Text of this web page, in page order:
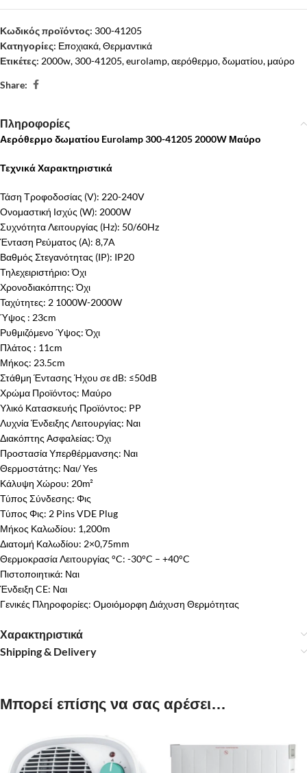
Κωδικός προϊόντος: 300-41205
Κατηγορίες: Εποχιακά,Θερμαντικά
Ετικέτες: 2000w, 300-41205,eurolamp,αερόθερμο,δωματίου, μαύρο
Share:
Πληροφορίες
Αερόθερμο δωματίου Eurolamp 300-41205 2000W Μαύρο
Τεχνικά Χαρακτηριστικά
Τάση Τροφοδοσίας (V): 220-240V
Ονομαστική Ισχύς (W): 2000W
Συχνότητα Λειτουργίας (Hz): 50/60Hz
Ένταση Ρεύματος (Α): 8,7A
Βαθμός Στεγανότητας (IP): IP20
Τηλεχειριστήριο: Όχι
Χρονοδιακόπτης: Όχι
Ταχύτητες: 2 1000W-2000W
Ύψος : 23cm
Ρυθμιζόμενο Ύψος: Όχι
Πλάτος : 11cm
Μήκος: 23.5cm
Στάθμη Έντασης Ήχου σε dB: ≤50dB
Χρώμα Προϊόντος: Μαύρο
Υλικό Κατασκευής Προϊόντος: PP
Λυχνία Ένδειξης Λειτουργίας: Ναι
Διακόπτης Ασφαλείας: Όχι
Προστασία Υπερθέρμανσης: Ναι
Θερμοστάτης: Ναι/ Yes
Κάλυψη Χώρου: 20m²
Τύπος Σύνδεσης: Φις
Τύπος Φις: 2 Pins VDE Plug
Μήκος Καλωδίου: 1,200m
Διατομή Καλωδίου: 2×0,75mm
Θερμοκρασία Λειτουργίας °C: -30°C – +40°C
Πιστοποιητικά: Ναι
Ένδειξη CE: Ναι
Γενικές Πληροφορίες: Ομοιόμορφη Διάχυση Θερμότητας
Χαρακτηριστικά
Shipping & Delivery
Μπορεί επίσης να σας αρέσει…